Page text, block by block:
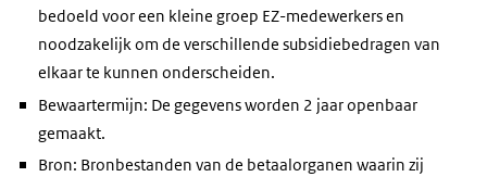
bedoeld voor een kleine groep EZ-medewerkers en
noodzakelijk om de verschillende subsidiebedragen van
elkaar te kunnen onderscheiden.
Bewaartermijn: De gegevens worden 2 jaar openbaar
gemaakt.
Bron: Bronbestanden van de betaalorganen waarin zij